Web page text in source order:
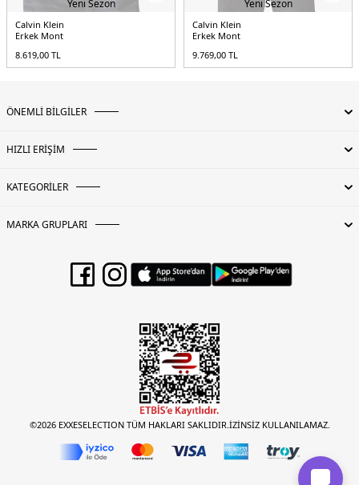
Yeni Sezon
Calvin Klein
Erkek Mont
8.619,00 TL
Yeni Sezon
Calvin Klein
Erkek Mont
9.769,00 TL
ÖNEMLİ BİLGİLER
HIZLI ERİŞİM
KATEGORİLER
MARKA GRUPLARI
©2026 EXXESELECTION TÜM HAKLARI SAKLIDIR.İZİNSİZ KULLANILAMAZ.